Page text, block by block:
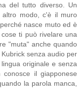
del tutto diverso. Un
modo, c'è il muro
nasce muto ed è
ti può rivelare una
"muta" anche quando
senza audio per
originale e senza
il giapponese
la parola manca,